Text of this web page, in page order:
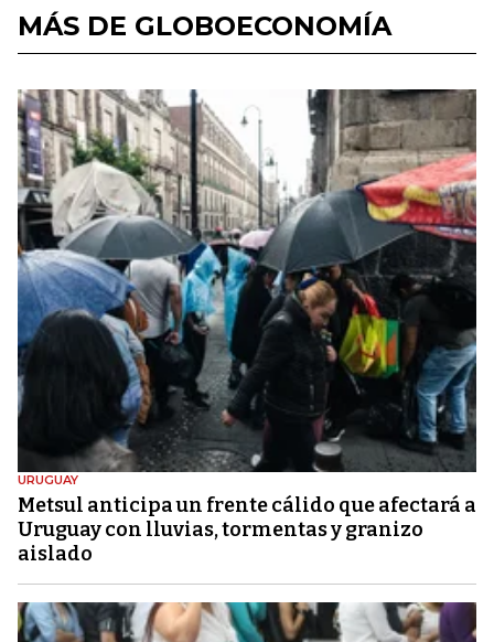
MÁS DE GLOBOECONOMÍA
URUGUAY
Metsul anticipa un frente cálido que afectará a
Uruguay con lluvias, tormentas y granizo
aislado